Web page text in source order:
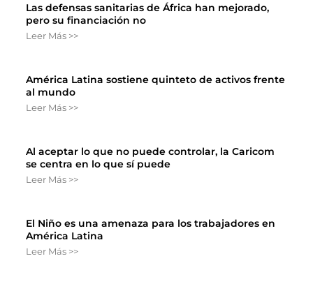
Las defensas sanitarias de África han mejorado,
pero su financiación no
Leer Más >>
América Latina sostiene quinteto de activos frente
al mundo
Leer Más >>
Al aceptar lo que no puede controlar, la Caricom
se centra en lo que sí puede
Leer Más >>
El Niño es una amenaza para los trabajadores en
América Latina
Leer Más >>